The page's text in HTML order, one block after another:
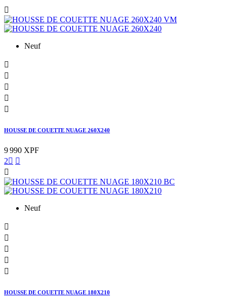

Neuf





HOUSSE DE COUETTE NUAGE 260X240
9 990 XPF
2 

Neuf





HOUSSE DE COUETTE NUAGE 180X210